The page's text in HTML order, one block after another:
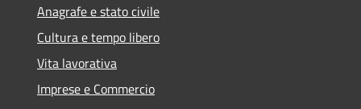
Anagrafe e stato civile
Cultura e tempo libero
Vita lavorativa
Imprese e Commercio